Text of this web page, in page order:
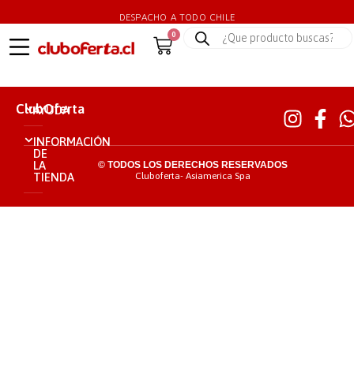
DESPACHO A TODO CHILE
0
ClubOferta
AYUDA
INFORMACIÓN
DE
LA
TIENDA
© TODOS LOS DERECHOS RESERVADOS
Cluboferta- Asiamerica Spa